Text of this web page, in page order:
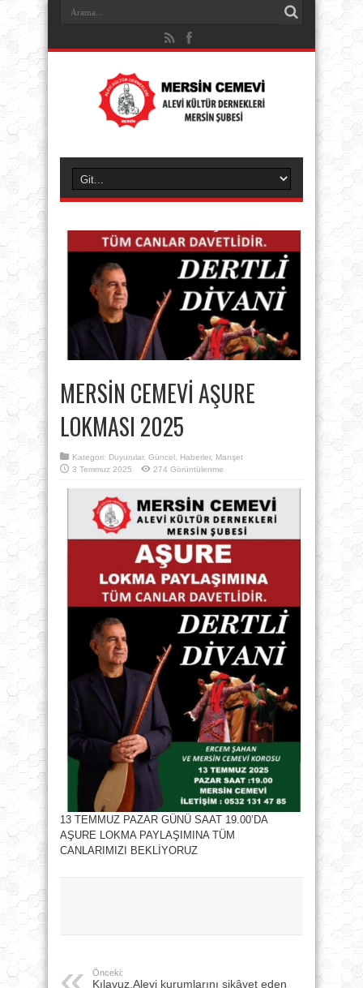
MERSİN CEMEVİ AŞURE
LOKMASI 2025
Kategori: Duyurular, Güncel Haberler, Manşet
3 Temmuz 2025
274 Görüntülenme
13 TEMMUZ PAZAR GÜNÜ SAAT 19.00’DA
AŞURE LOKMA PAYLAŞIMINA TÜM
CANLARIMIZI BEKLİYORUZ
Önceki:
Kılavuz,Alevi kurumlarını şikâyet eden